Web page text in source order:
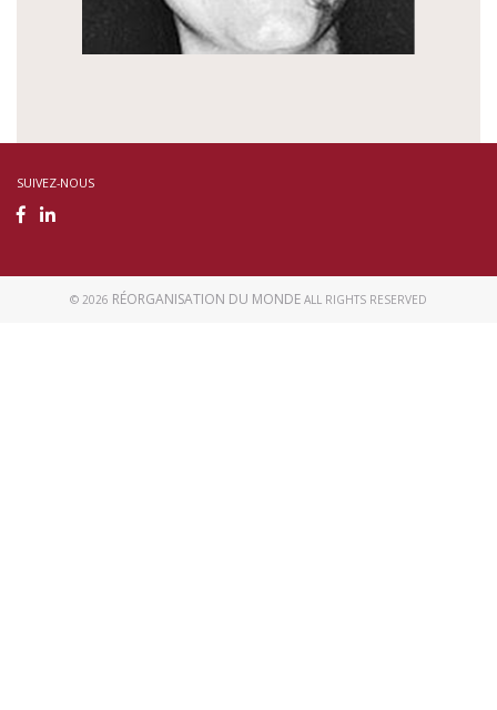
SUIVEZ-NOUS
© 2026 RÉORGANISATION DU MONDE ALL RIGHTS RESERVED